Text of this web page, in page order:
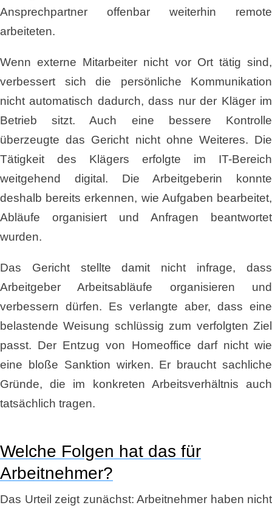
Ansprechpartner offenbar weiterhin remote
arbeiteten.
Wenn externe Mitarbeiter nicht vor Ort tätig sind,
verbessert sich die persönliche Kommunikation
nicht automatisch dadurch, dass nur der Kläger im
Betrieb sitzt. Auch eine bessere Kontrolle
überzeugte das Gericht nicht ohne Weiteres. Die
Tätigkeit des Klägers erfolgte im IT-Bereich
weitgehend digital. Die Arbeitgeberin konnte
deshalb bereits erkennen, wie Aufgaben bearbeitet,
Abläufe organisiert und Anfragen beantwortet
wurden.
Das Gericht stellte damit nicht infrage, dass
Arbeitgeber Arbeitsabläufe organisieren und
verbessern dürfen. Es verlangte aber, dass eine
belastende Weisung schlüssig zum verfolgten Ziel
passt. Der Entzug von Homeoffice darf nicht wie
eine bloße Sanktion wirken. Er braucht sachliche
Gründe, die im konkreten Arbeitsverhältnis auch
tatsächlich tragen.
Welche Folgen hat das für
Arbeitnehmer?
Das Urteil zeigt zunächst: Arbeitnehmer haben nicht